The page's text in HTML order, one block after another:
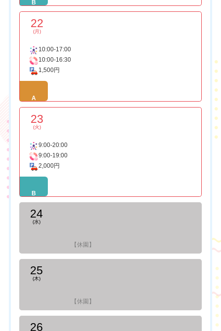
B
22
(月)
10:00-17:00
10:00-16:30
1,500円
A
23
(火)
9:00-20:00
9:00-19:00
2,000円
B
24
(水)
【休園】
25
(木)
【休園】
26